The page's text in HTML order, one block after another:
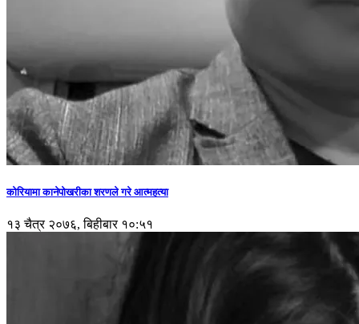
कोरियामा कानेपोखरीका शरणले गरे आत्महत्या
१३ चैत्र २०७६, बिहीबार १०:५१